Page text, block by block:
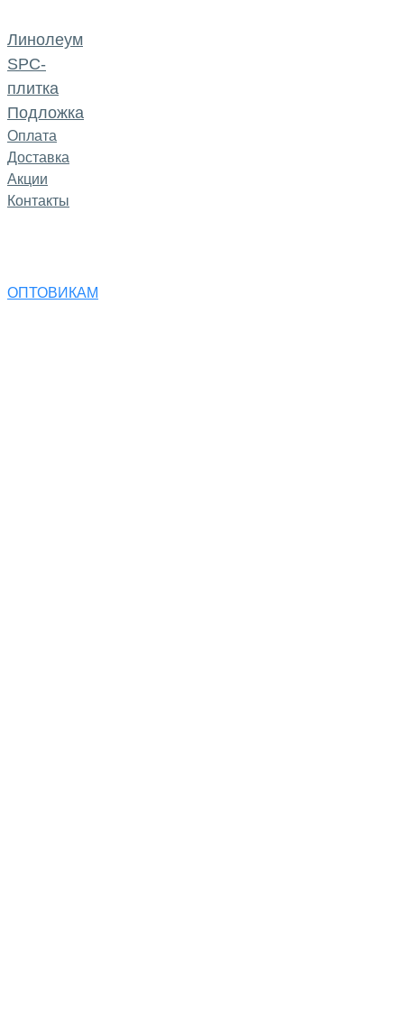
Линолеум
SPC-
плитка
Подложка
Оплата
Доставка
Акции
Контакты
ОПТОВИКАМ